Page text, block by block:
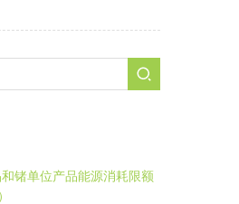
锗单位产品能源消耗限额